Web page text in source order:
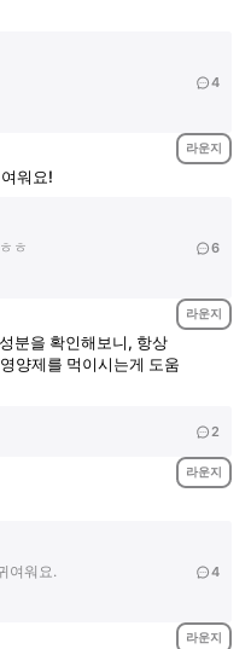
4
라운지
워요!
ㅎ 6
라운지
분을 확인해보니, 항상
양제를 먹이시는게 도움
2
라운지
여워요. 4
라운지